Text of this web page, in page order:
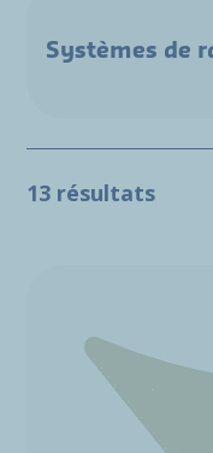
Systèmes de
13 résultats